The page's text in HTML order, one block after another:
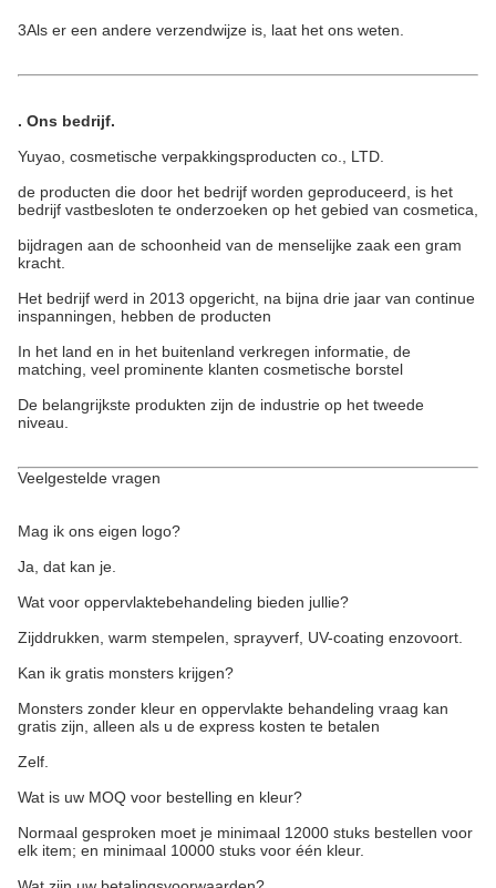
3Als er een andere verzendwijze is, laat het ons weten.
. Ons bedrijf.
Yuyao, cosmetische verpakkingsproducten co., LTD.
de producten die door het bedrijf worden geproduceerd, is het
bedrijf vastbesloten te onderzoeken op het gebied van cosmetica,
bijdragen aan de schoonheid van de menselijke zaak een gram
kracht.
Het bedrijf werd in 2013 opgericht, na bijna drie jaar van continue
inspanningen, hebben de producten
In het land en in het buitenland verkregen informatie, de
matching, veel prominente klanten cosmetische borstel
De belangrijkste produkten zijn de industrie op het tweede
niveau.
Veelgestelde vragen
Mag ik ons eigen logo?
Ja, dat kan je.
Wat voor oppervlaktebehandeling bieden jullie?
Zijddrukken, warm stempelen, sprayverf, UV-coating enzovoort.
Kan ik gratis monsters krijgen?
Monsters zonder kleur en oppervlakte behandeling vraag kan
gratis zijn, alleen als u de express kosten te betalen
Zelf.
Wat is uw MOQ voor bestelling en kleur?
Normaal gesproken moet je minimaal 12000 stuks bestellen voor
elk item; en minimaal 10000 stuks voor één kleur.